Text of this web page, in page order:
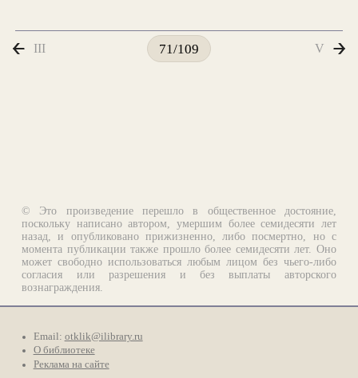
III 71/109 V
© Это произведение перешло в общественное достояние,
поскольку написано автором, умершим более семидесяти лет
назад, и опубликовано прижизненно, либо посмертно, но с
момента публикации также прошло более семидесяти лет. Оно
может свободно использоваться любым лицом без чьего-либо
согласия или разрешения и без выплаты авторского
вознаграждения.
Email: otklik@ilibrary.ru
О библиотеке
Реклама на сайте